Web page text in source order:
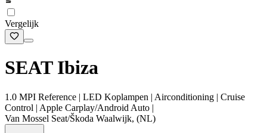
Vergelijk
SEAT Ibiza
1.0 MPI Reference | LED Koplampen | Airconditioning | Cruise
Control | Apple Carplay/Android Auto |
Van Mossel Seat/Škoda Waalwijk, (NL)